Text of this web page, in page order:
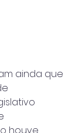
ainda que
houve